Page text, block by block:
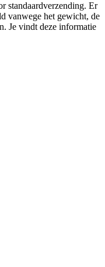
standaardverzending. Er
vanwege het gewicht, de
Je vindt deze informatie